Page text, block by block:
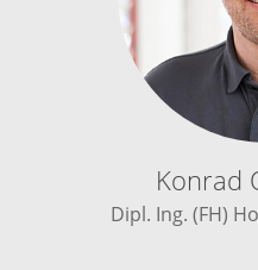
Konrad
Dipl. Ing. (FH)